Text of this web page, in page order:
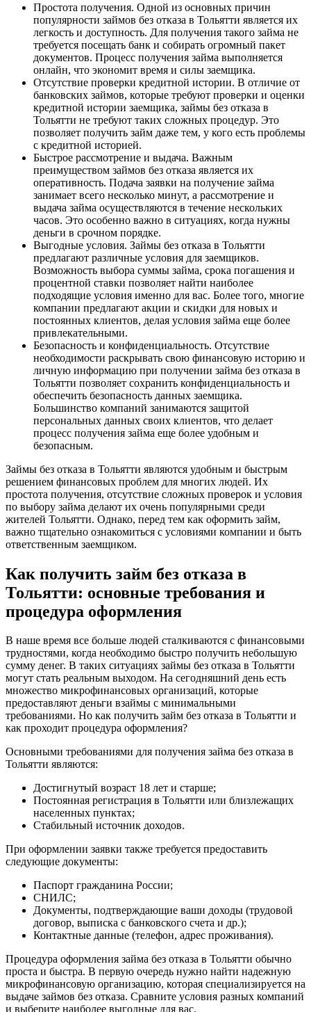
Простота получения. Одной из основных причин
популярности займов без отказа в Тольятти является их
легкость и доступность. Для получения такого займа не
требуется посещать банк и собирать огромный пакет
документов. Процесс получения займа выполняется
онлайн, что экономит время и силы заемщика.
Отсутствие проверки кредитной истории. В отличие от
банковских займов, которые требуют проверки и оценки
кредитной истории заемщика, займы без отказа в
Тольятти не требуют таких сложных процедур. Это
позволяет получить займ даже тем, у кого есть проблемы
с кредитной историей.
Быстрое рассмотрение и выдача. Важным
преимуществом займов без отказа является их
оперативность. Подача заявки на получение займа
занимает всего несколько минут, а рассмотрение и
выдача займа осуществляются в течение нескольких
часов. Это особенно важно в ситуациях, когда нужны
деньги в срочном порядке.
Выгодные условия. Займы без отказа в Тольятти
предлагают различные условия для заемщиков.
Возможность выбора суммы займа, срока погашения и
процентной ставки позволяет найти наиболее
подходящие условия именно для вас. Более того, многие
компании предлагают акции и скидки для новых и
постоянных клиентов, делая условия займа еще более
привлекательными.
Безопасность и конфиденциальность. Отсутствие
необходимости раскрывать свою финансовую историю и
личную информацию при получении займа без отказа в
Тольятти позволяет сохранить конфиденциальность и
обеспечить безопасность данных заемщика.
Большинство компаний занимаются защитой
персональных данных своих клиентов, что делает
процесс получения займа еще более удобным и
безопасным.
Займы без отказа в Тольятти являются удобным и быстрым
решением финансовых проблем для многих людей. Их
простота получения, отсутствие сложных проверок и условия
по выбору займа делают их очень популярными среди
жителей Тольятти. Однако, перед тем как оформить займ,
важно тщательно ознакомиться с условиями компании и быть
ответственным заемщиком.
Как получить займ без отказа в
Тольятти: основные требования и
процедура оформления
В наше время все больше людей сталкиваются с финансовыми
трудностями, когда необходимо быстро получить небольшую
сумму денег. В таких ситуациях займы без отказа в Тольятти
могут стать реальным выходом. На сегодняшний день есть
множество микрофинансовых организаций, которые
предоставляют деньги взаймы с минимальными
требованиями. Но как получить займ без отказа в Тольятти и
как проходит процедура оформления?
Основными требованиями для получения займа без отказа в
Тольятти являются:
Достигнутый возраст 18 лет и старше;
Постоянная регистрация в Тольятти или близлежащих
населенных пунктах;
Стабильный источник доходов.
При оформлении заявки также требуется предоставить
следующие документы:
Паспорт гражданина России;
СНИЛС;
Документы, подтверждающие ваши доходы (трудовой
договор, выписка с банковского счета и др.);
Контактные данные (телефон, адрес проживания).
Процедура оформления займа без отказа в Тольятти обычно
проста и быстра. В первую очередь нужно найти надежную
микрофинансовую организацию, которая специализируется на
выдаче займов без отказа. Сравните условия разных компаний
и выберите наиболее выгодные для вас.